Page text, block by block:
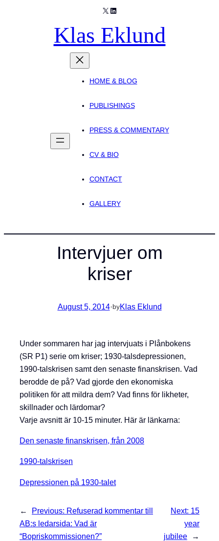
X LinkedIn
Klas Eklund
HOME & BLOG
PUBLISHINGS
PRESS & COMMENTARY
CV & BIO
CONTACT
GALLERY
Intervjuer om
kriser
August 5, 2014·byKlas Eklund
Under sommaren har jag intervjuats i Plånbokens
(SR P1) serie om kriser; 1930-talsdepressionen,
1990-talskrisen samt den senaste finanskrisen. Vad
berodde de på? Vad gjorde den ekonomiska
politiken för att mildra dem? Vad finns för likheter,
skillnader och lärdomar?
Varje avsnitt är 10-15 minuter. Här är länkarna:
Den senaste finanskrisen, från 2008
1990-talskrisen
Depressionen på 1930-talet
← Previous: Refuserad kommentar till
AB:s ledarsida: Vad är
“Bopriskommissionen?”
Next: 15
year
jubilee
→